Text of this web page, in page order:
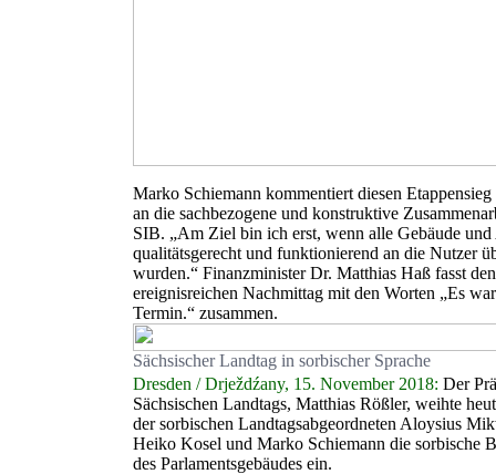
Marko Schiemann kommentiert diesen
an die sachbezogene und konstruktive
SIB. „Am Ziel bin ich erst, wenn alle Gebäude und
qualitätsgerecht und funktionierend an die Nutzer
wurden.“ Finanzminister Dr. Matthias Haß fasst den
ereignisreichen Nachmittag mit den Worten „Es
Termin.“ zusammen.
Sächsischer Landtag in sorbischer Sprache
Dresden / Drježdźany, 15. November 2018: Der
Sächsischen Landtags, Matthias Rößler, weihte
der sorbischen Landtagsabgeordneten Aloysius
Heiko Kosel und Marko Schiemann die sorbische
des Parlamentsgebäudes ein.